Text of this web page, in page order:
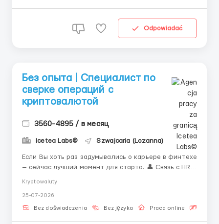
Odpowiadać
Без опыта | Специалист по
сверке операций с
криптовалютой
3560-4895 / в месяц
Icetea Labs© Szwajcaria (Lozanna)
Если Вы хоть раз задумывались о карьере в финтехе
— сейчас лучший момент для старта. 👤 Связь с HR
технологий и финансов. Операционный специалист
— это человек, который понимает и то, и другое.
Kryptowaluty
25-07-2026
Bez doświadczenia Bez języka Praca online